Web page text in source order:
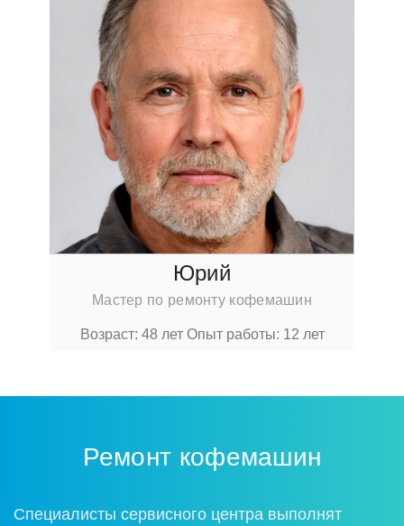
Юрий
Мастер по ремонту кофемашин
Возраст: 48 летОпыт работы: 12 лет
Ремонт кофемашин
Специалисты сервисного центра выполнят